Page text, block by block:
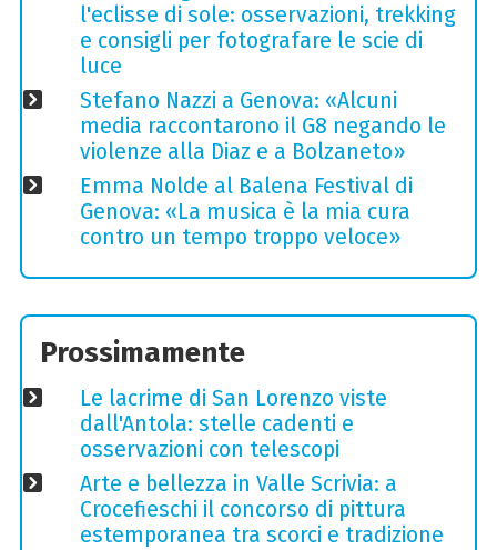
l'eclisse di sole: osservazioni, trekking
e consigli per fotografare le scie di
luce
Stefano Nazzi a Genova: «Alcuni
media raccontarono il G8 negando le
violenze alla Diaz e a Bolzaneto»
Emma Nolde al Balena Festival di
Genova: «La musica è la mia cura
contro un tempo troppo veloce»
Prossimamente
Le lacrime di San Lorenzo viste
dall'Antola: stelle cadenti e
osservazioni con telescopi
Arte e bellezza in Valle Scrivia: a
Crocefieschi il concorso di pittura
estemporanea tra scorci e tradizione